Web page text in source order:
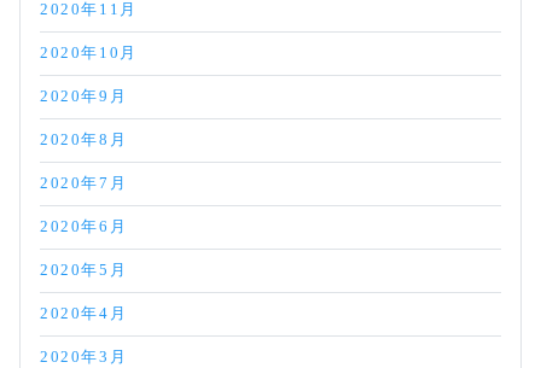
2020年11月
2020年10月
2020年9月
2020年8月
2020年7月
2020年6月
2020年5月
2020年4月
2020年3月